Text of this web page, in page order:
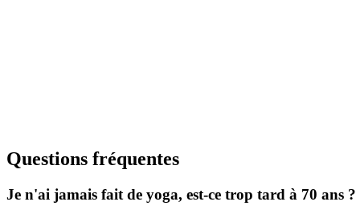
Questions fréquentes
Je n'ai jamais fait de yoga, est-ce trop tard à 70 ans ?